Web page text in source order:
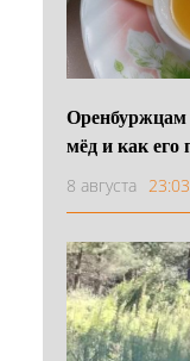
Оренбуржцам
мёд и как
8 августа 23:03